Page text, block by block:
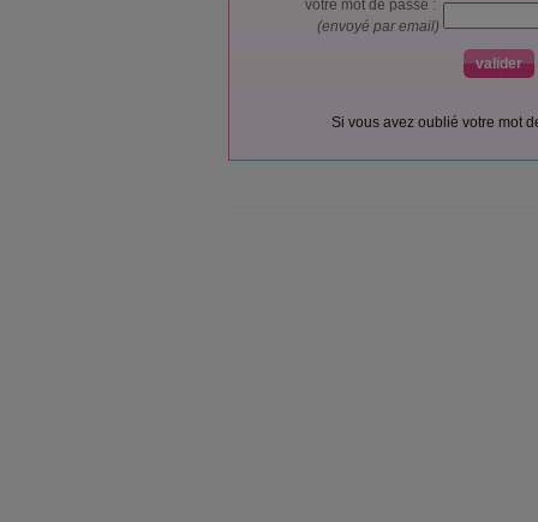
votre mot de passe :
(envoyé par email)
Si vous avez oublié votre mot